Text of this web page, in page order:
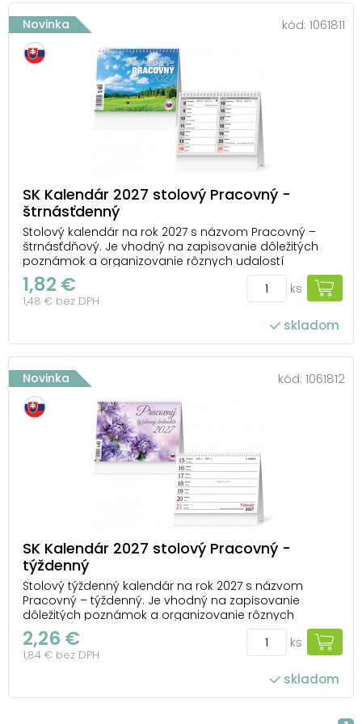
Novinka kód: 1061811
SK Kalendár 2027 stolový Pracovný -
štrnásťdenný
Stolový kalendár na rok 2027 s názvom Pracovný –
štrnásťdňový. Je vhodný na zapisovanie dôležitých
poznámok a organizovanie rôznych udalostí
každodenného života. Na spodnú časť kalendára je
možné umiestniť firemné logo a vlastný text. TYP
KALENDÁRA: stolový OBRÁZKY: nie sú V KALENDÁRI NÁJD...
1,82 €
1,48 € bez DPH
ks
skladom
Novinka kód: 1061812
SK Kalendár 2027 stolový Pracovný -
týždenný
Stolový týždenný kalendár na rok 2027 s názvom
Pracovný – týždenný. Je vhodný na zapisovanie
dôležitých poznámok a organizovanie rôznych
udalostí každodenného života. Na spodnú časť
kalendára je možné umiestniť firemné logo a vlastný
text. TYP KALENDÁRA: stolový OBRÁZKY: nie sú V
2,26 €
1,84 € bez DPH
ks
skladom